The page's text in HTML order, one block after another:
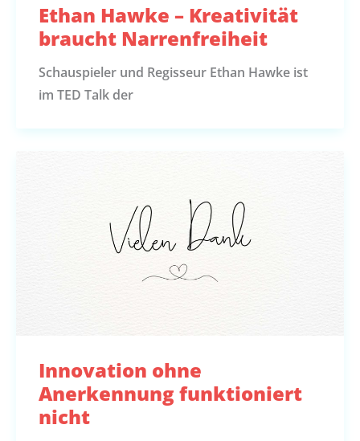
Ethan Hawke – Kreativität
braucht Narrenfreiheit
Schauspieler und Regisseur Ethan Hawke ist
im TED Talk der
Innovation ohne
Anerkennung funktioniert
nicht